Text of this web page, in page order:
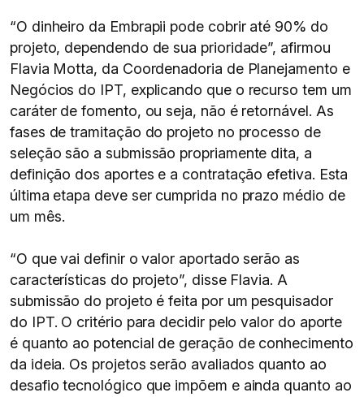
“O dinheiro da Embrapii pode cobrir até 90% do
projeto, dependendo de sua prioridade”, afirmou
Flavia Motta, da Coordenadoria de Planejamento e
Negócios do IPT, explicando que o recurso tem um
caráter de fomento, ou seja, não é retornável. As
fases de tramitação do projeto no processo de
seleção são a submissão propriamente dita, a
definição dos aportes e a contratação efetiva. Esta
última etapa deve ser cumprida no prazo médio de
um mês.
“O que vai definir o valor aportado serão as
características do projeto”, disse Flavia. A
submissão do projeto é feita por um pesquisador
do IPT. O critério para decidir pelo valor do aporte
é quanto ao potencial de geração de conhecimento
da ideia. Os projetos serão avaliados quanto ao
desafio tecnológico que impõem e ainda quanto ao